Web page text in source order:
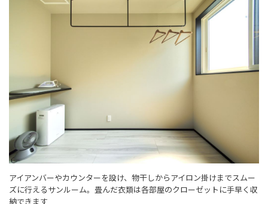
アイアンバーやカウンターを設け、物干しからアイロン掛けまでスムー
ズに行えるサンルーム。畳んだ衣類は各部屋のクローゼットに手早く収
納できます